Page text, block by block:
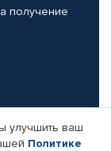
получение
улучшить ваш
Политике